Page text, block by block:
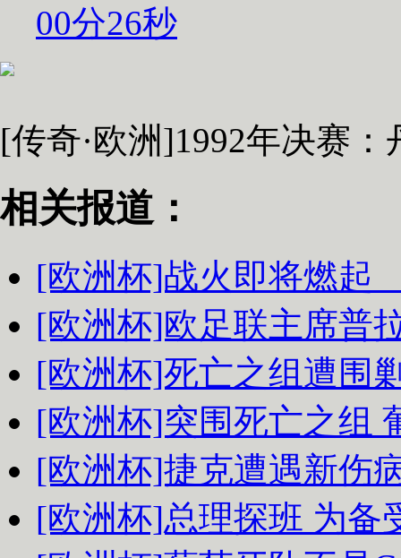
00分26秒
[传奇·欧洲]1992年决赛
相关报道：
[欧洲杯]战火即将燃起
[欧洲杯]欧足联主席普
[欧洲杯]死亡之组遭围
[欧洲杯]突围死亡之组
[欧洲杯]捷克遭遇新伤
[欧洲杯]总理探班 为备